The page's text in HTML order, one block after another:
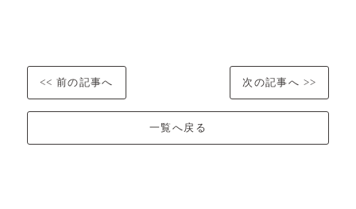
<< 前の記事へ 次の記事へ >>
一覧へ戻る